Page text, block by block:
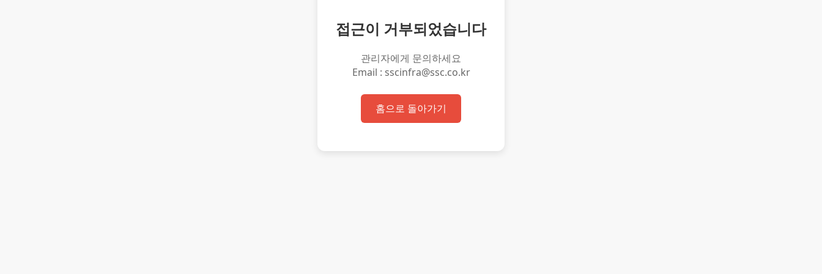
접근이 거부되었습니다
관리자에게 문의하세요
Email : sscinfra@ssc.co.kr
홈으로 돌아가기